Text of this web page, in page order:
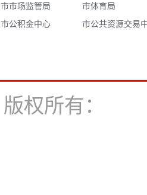
市市场监管局
市体育局
市公积金中心
市公共资源交易
版权所有： 中